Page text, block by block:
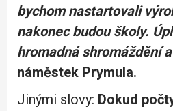
bychom nastartovali
nakonec budou školy.
hromadná shromáždění
náměstek Prymula.
Jinými slovy: Dokud